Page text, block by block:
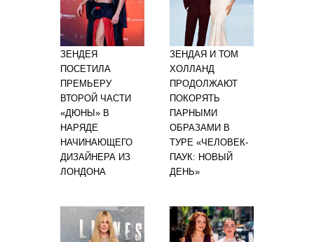
ЗЕНДЕЯ
ПОСЕТИЛА
ПРЕМЬЕРУ
ВТОРОЙ ЧАСТИ
«ДЮНЫ» В
НАРЯДЕ
НАЧИНАЮЩЕГО
ДИЗАЙНЕРА ИЗ
ЛОНДОНА
ЗЕНДАЯ И ТОМ
ХОЛЛАНД
ПРОДОЛЖАЮТ
ПОКОРЯТЬ
ПАРНЫМИ
ОБРАЗАМИ В
ТУРЕ «ЧЕЛОВЕК-
ПАУК: НОВЫЙ
ДЕНЬ»